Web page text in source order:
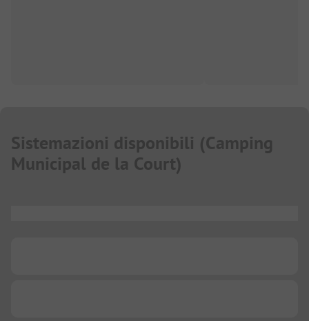
Sistemazioni disponibili (Camping
Municipal de la Court)